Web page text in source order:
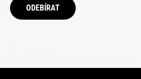
ODEBÍRAT